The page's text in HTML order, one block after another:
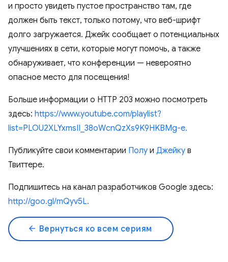
и просто увидеть пустое пространство там, где
должен быть текст, только потому, что веб-шрифт
долго загружается. Джейк сообщает о потенциальных
улучшениях в сети, которые могут помочь, а также
обнаруживает, что конференции — невероятно
опасное место для посещения!
Больше информации о HTTP 203 можно посмотреть
здесь: https://www.youtube.com/playlist?
list=PLOU2XLYxmsII_38oWcnQzXs9K9HKBMg-e.
Публикуйте свои комментарии Полу и Джейку в
Твиттере.
Подпишитесь на канал разработчиков Google здесь:
http://goo.gl/mQyv5L.
arrow_back Вернуться ко всем сериям